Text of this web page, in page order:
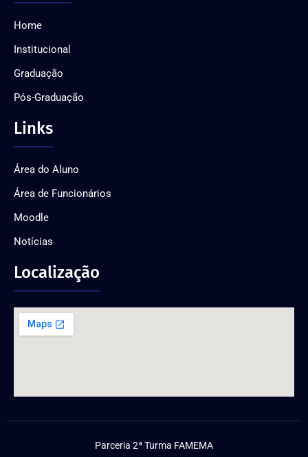
Home
Institucional
Graduação
Pós-Graduação
Links
Área do Aluno
Área de Funcionários
Moodle
Notícias
Localização
Parceria 2ª Turma FAMEMA